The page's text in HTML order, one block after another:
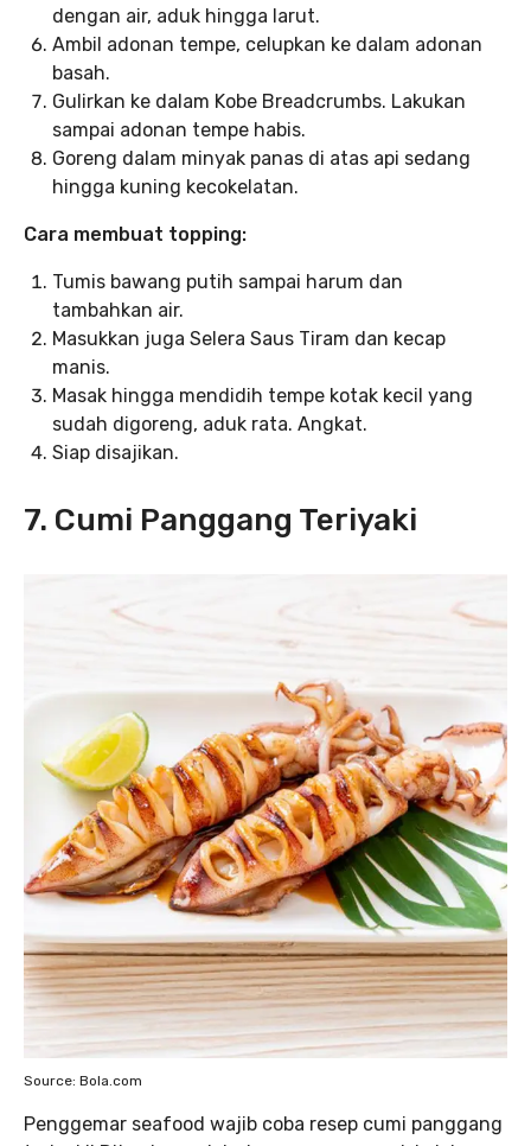
dengan air, aduk hingga larut.
Ambil adonan tempe, celupkan ke dalam adonan
basah.
Gulirkan ke dalam Kobe Breadcrumbs. Lakukan
sampai adonan tempe habis.
Goreng dalam minyak panas di atas api sedang
hingga kuning kecokelatan.
Cara membuat topping:
Tumis bawang putih sampai harum dan
tambahkan air.
Masukkan juga Selera Saus Tiram dan kecap
manis.
Masak hingga mendidih tempe kotak kecil yang
sudah digoreng, aduk rata. Angkat.
Siap disajikan.
7. Cumi Panggang Teriyaki
Source: Bola.com
Penggemar seafood wajib coba resep cumi panggang